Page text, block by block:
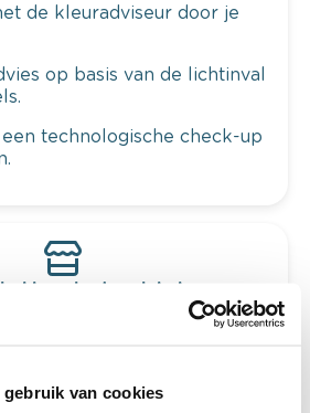
gebruik van cookies
de kleuradviseur door je
op basis van de lichtinval
technologische check-up
kleur in de winkel
stalen van je